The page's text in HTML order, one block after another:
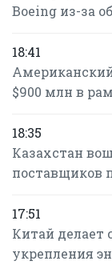
Boeing из-за
18:41
$900 млн в
18:35
Казахстан
поставщиков
17:51
Китай делает
укрепления